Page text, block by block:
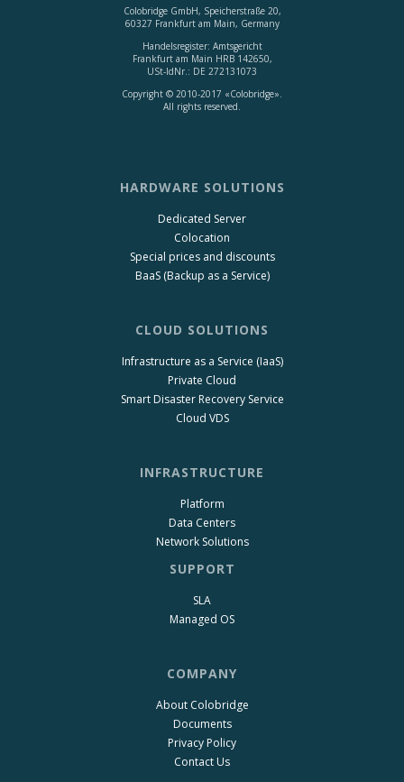
Colobridge GmbH, Speicherstraße 20,
60327 Frankfurt am Main, Germany
Handelsregister: Amtsgericht
Frankfurt am Main HRB 142650,
USt-IdNr.: DE 272131073
Copyright © 2010-2017 «Colobridge».
All rights reserved.
HARDWARE SOLUTIONS
Dedicated Server
Colocation
Special prices and discounts
BaaS (Backup as a Service)
CLOUD SOLUTIONS
Infrastructure as a Service (IaaS)
Private Cloud
Smart Disaster Recovery Service
Cloud VDS
INFRASTRUCTURE
Platform
Data Centers
Network Solutions
SUPPORT
SLA
Managed OS
COMPANY
About Colobridge
Documents
Privacy Policy
Contact Us